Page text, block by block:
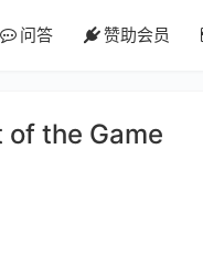
问答 赞助会员
of the Game